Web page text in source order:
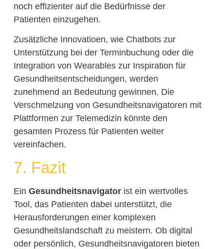
noch effizienter auf die Bedürfnisse der
Patienten einzugehen.
Zusätzliche Innovatioen, wie Chatbots zur
Unterstützung bei der Terminbuchung oder die
Integration von Wearables zur Inspiration für
Gesundheitsentscheidungen, werden
zunehmend an Bedeutung gewinnen. Die
Verschmelzung von Gesundheitsnavigatoren mit
Plattformen zur Telemedizin könnte den
gesamten Prozess für Patienten weiter
vereinfachen.
7. Fazit
Ein Gesundheitsnavigatorist ein wertvolles
Tool, das Patienten dabei unterstützt, die
Herausforderungen einer komplexen
Gesundheitslandschaft zu meistern. Ob digital
oder persönlich, Gesundheitsnavigatoren bieten